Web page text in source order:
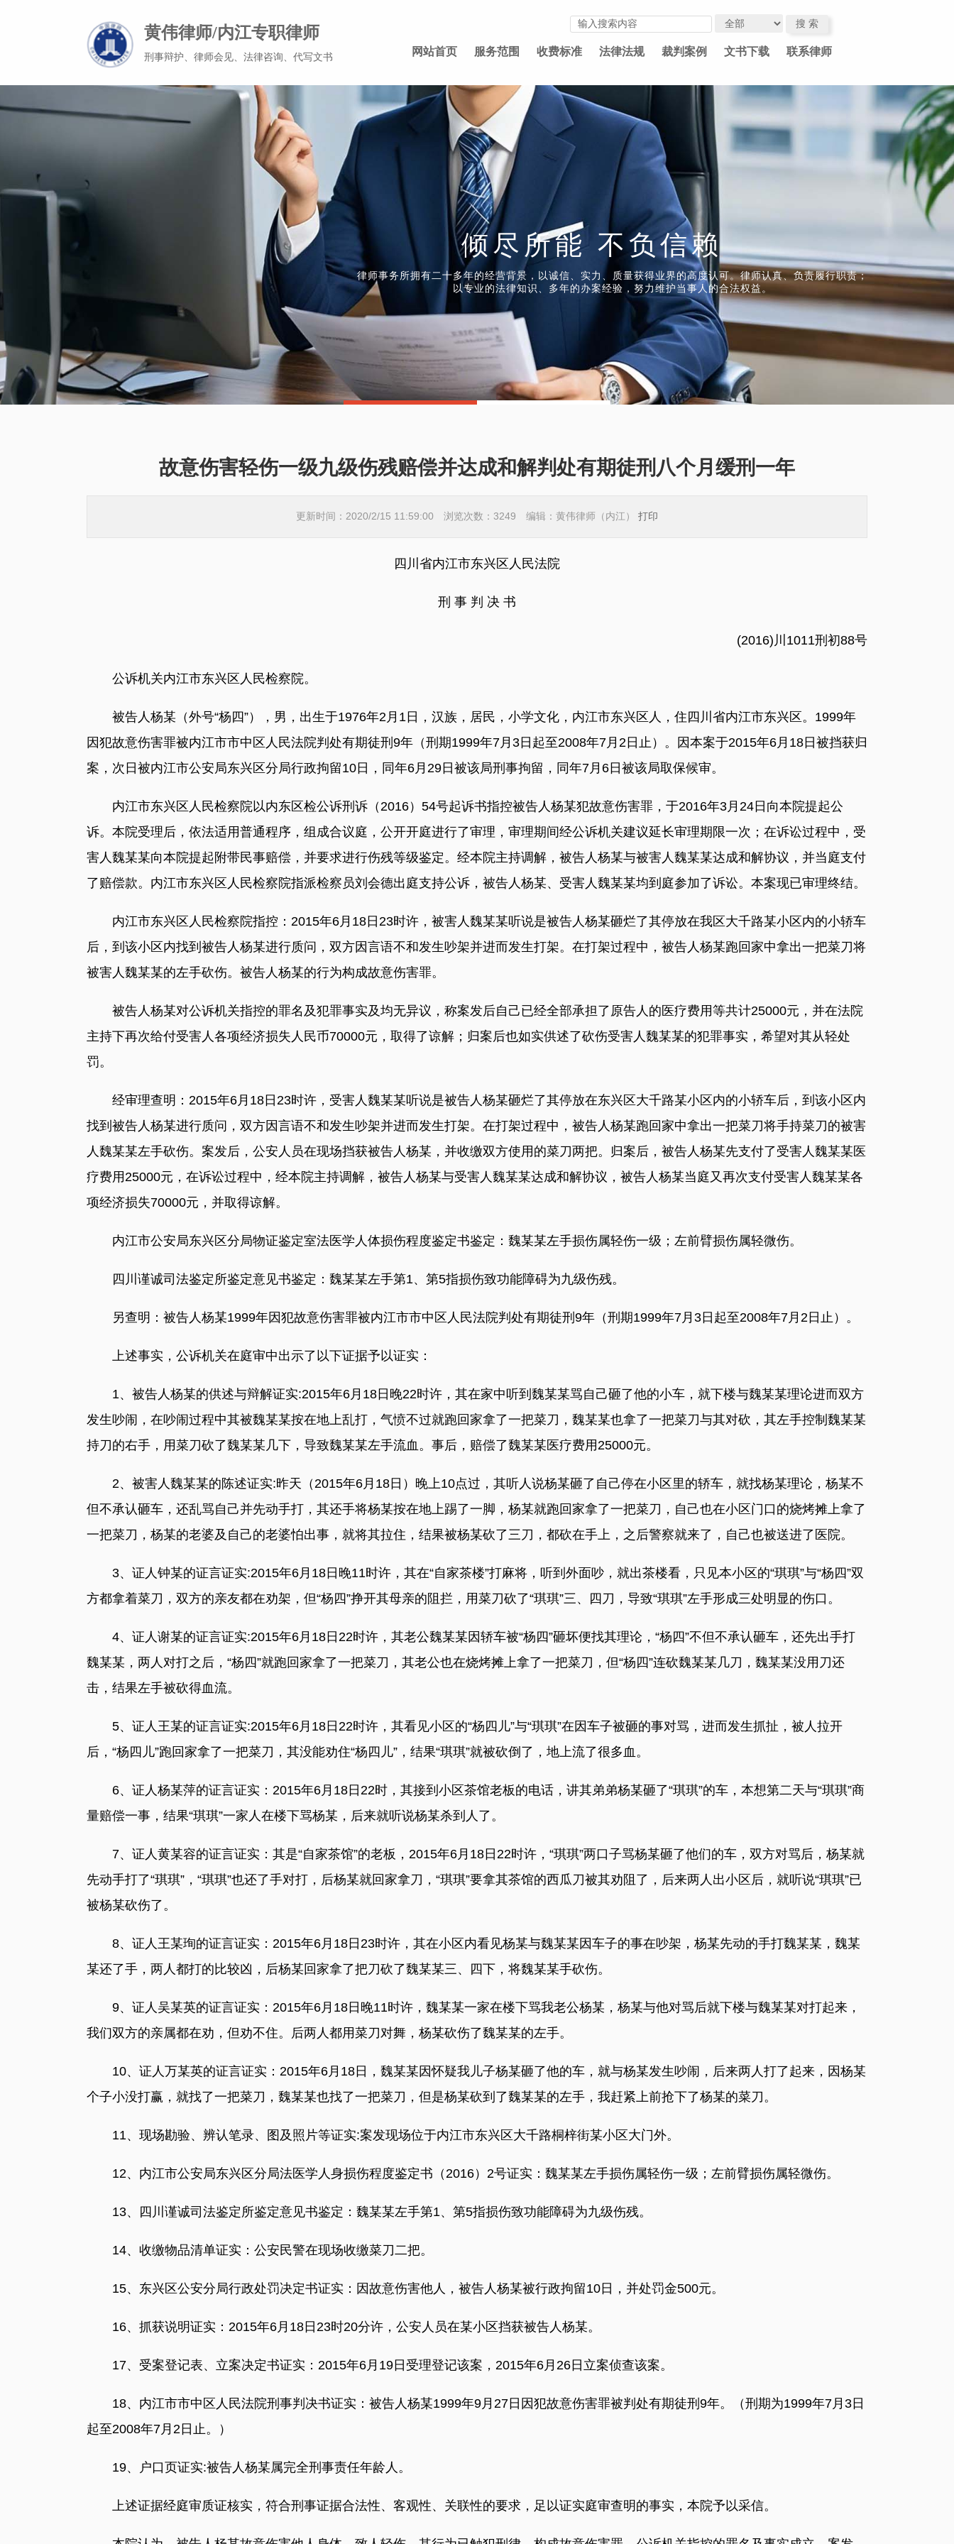
黄伟律师/内江专职律师
刑事辩护、律师会见、法律咨询、代写文书 网站首页 服务范围 收费标准 法律法规 裁判案例 文书下载 联系律师
倾尽所能 不负信赖
律师事务所拥有二十多年的经营背景，以诚信、实力、质量获得业界的高度认可。律师认真、负责履行职责；
以专业的法律知识、多年的办案经验，努力维护当事人的合法权益。​
故意伤害轻伤一级九级伤残赔偿并达成和解判处有期徒刑八个月缓刑一年
更新时间：2020/2/15 11:59:00 浏览次数：3249 编辑：黄伟律师（内江） 打印
四川省内江市东兴区人民法院
刑 事 判 决 书
(2016)川1011刑初88号
公诉机关内江市东兴区人民检察院。
被告人杨某（外号“杨四”），男，出生于1976年2月1日，汉族，居民，小学文化，内江市东兴区人，住四川省内江市东兴区。1999年
因犯故意伤害罪被内江市市中区人民法院判处有期徒刑9年（刑期1999年7月3日起至2008年7月2日止）。因本案于2015年6月18日被挡获归
案，次日被内江市公安局东兴区分局行政拘留10日，同年6月29日被该局刑事拘留，同年7月6日被该局取保候审。
内江市东兴区人民检察院以内东区检公诉刑诉（2016）54号起诉书指控被告人杨某犯故意伤害罪，于2016年3月24日向本院提起公
诉。本院受理后，依法适用普通程序，组成合议庭，公开开庭进行了审理，审理期间经公诉机关建议延长审理期限一次；在诉讼过程中，受
害人魏某某向本院提起附带民事赔偿，并要求进行伤残等级鉴定。经本院主持调解，被告人杨某与被害人魏某某达成和解协议，并当庭支付
了赔偿款。内江市东兴区人民检察院指派检察员刘会德出庭支持公诉，被告人杨某、受害人魏某某均到庭参加了诉讼。本案现已审理终结。
内江市东兴区人民检察院指控：2015年6月18日23时许，被害人魏某某听说是被告人杨某砸烂了其停放在我区大千路某小区内的小轿车
后，到该小区内找到被告人杨某进行质问，双方因言语不和发生吵架并进而发生打架。在打架过程中，被告人杨某跑回家中拿出一把菜刀将
被害人魏某某的左手砍伤。被告人杨某的行为构成故意伤害罪。
被告人杨某对公诉机关指控的罪名及犯罪事实及均无异议，称案发后自己已经全部承担了原告人的医疗费用等共计25000元，并在法院
主持下再次给付受害人各项经济损失人民币70000元，取得了谅解；归案后也如实供述了砍伤受害人魏某某的犯罪事实，希望对其从轻处
罚。
经审理查明：2015年6月18日23时许，受害人魏某某听说是被告人杨某砸烂了其停放在东兴区大千路某小区内的小轿车后，到该小区内
找到被告人杨某进行质问，双方因言语不和发生吵架并进而发生打架。在打架过程中，被告人杨某跑回家中拿出一把菜刀将手持菜刀的被害
人魏某某左手砍伤。案发后，公安人员在现场挡获被告人杨某，并收缴双方使用的菜刀两把。归案后，被告人杨某先支付了受害人魏某某医
疗费用25000元，在诉讼过程中，经本院主持调解，被告人杨某与受害人魏某某达成和解协议，被告人杨某当庭又再次支付受害人魏某某各
项经济损失70000元，并取得谅解。
内江市公安局东兴区分局物证鉴定室法医学人体损伤程度鉴定书鉴定：魏某某左手损伤属轻伤一级；左前臂损伤属轻微伤。
四川谨诚司法鉴定所鉴定意见书鉴定：魏某某左手第1、第5指损伤致功能障碍为九级伤残。
另查明：被告人杨某1999年因犯故意伤害罪被内江市市中区人民法院判处有期徒刑9年（刑期1999年7月3日起至2008年7月2日止）。
上述事实，公诉机关在庭审中出示了以下证据予以证实：
1、被告人杨某的供述与辩解证实:2015年6月18日晚22时许，其在家中听到魏某某骂自己砸了他的小车，就下楼与魏某某理论进而双方
发生吵闹，在吵闹过程中其被魏某某按在地上乱打，气愤不过就跑回家拿了一把菜刀，魏某某也拿了一把菜刀与其对砍，其左手控制魏某某
持刀的右手，用菜刀砍了魏某某几下，导致魏某某左手流血。事后，赔偿了魏某某医疗费用25000元。
2、被害人魏某某的陈述证实:昨天（2015年6月18日）晚上10点过，其听人说杨某砸了自己停在小区里的轿车，就找杨某理论，杨某不
但不承认砸车，还乱骂自己并先动手打，其还手将杨某按在地上踢了一脚，杨某就跑回家拿了一把菜刀，自己也在小区门口的烧烤摊上拿了
一把菜刀，杨某的老婆及自己的老婆怕出事，就将其拉住，结果被杨某砍了三刀，都砍在手上，之后警察就来了，自己也被送进了医院。
3、证人钟某的证言证实:2015年6月18日晚11时许，其在“自家茶楼”打麻将，听到外面吵，就出茶楼看，只见本小区的“琪琪”与“杨四”双
方都拿着菜刀，双方的亲友都在劝架，但“杨四”挣开其母亲的阻拦，用菜刀砍了“琪琪”三、四刀，导致“琪琪”左手形成三处明显的伤口。
4、证人谢某的证言证实:2015年6月18日22时许，其老公魏某某因轿车被“杨四”砸坏便找其理论，“杨四”不但不承认砸车，还先出手打
魏某某，两人对打之后，“杨四”就跑回家拿了一把菜刀，其老公也在烧烤摊上拿了一把菜刀，但“杨四”连砍魏某某几刀，魏某某没用刀还
击，结果左手被砍得血流。
5、证人王某的证言证实:2015年6月18日22时许，其看见小区的“杨四儿”与“琪琪”在因车子被砸的事对骂，进而发生抓扯，被人拉开
后，“杨四儿”跑回家拿了一把菜刀，其没能劝住“杨四儿”，结果“琪琪”就被砍倒了，地上流了很多血。
6、证人杨某萍的证言证实：2015年6月18日22时，其接到小区茶馆老板的电话，讲其弟弟杨某砸了“琪琪”的车，本想第二天与“琪琪”商
量赔偿一事，结果“琪琪”一家人在楼下骂杨某，后来就听说杨某杀到人了。
7、证人黄某容的证言证实：其是“自家茶馆”的老板，2015年6月18日22时许，“琪琪”两口子骂杨某砸了他们的车，双方对骂后，杨某就
先动手打了“琪琪”，“琪琪”也还了手对打，后杨某就回家拿刀，“琪琪”要拿其茶馆的西瓜刀被其劝阻了，后来两人出小区后，就听说“琪琪”已
被杨某砍伤了。
8、证人王某珣的证言证实：2015年6月18日23时许，其在小区内看见杨某与魏某某因车子的事在吵架，杨某先动的手打魏某某，魏某
某还了手，两人都打的比较凶，后杨某回家拿了把刀砍了魏某某三、四下，将魏某某手砍伤。
9、证人吴某英的证言证实：2015年6月18日晚11时许，魏某某一家在楼下骂我老公杨某，杨某与他对骂后就下楼与魏某某对打起来，
我们双方的亲属都在劝，但劝不住。后两人都用菜刀对舞，杨某砍伤了魏某某的左手。
10、证人万某英的证言证实：2015年6月18日，魏某某因怀疑我儿子杨某砸了他的车，就与杨某发生吵闹，后来两人打了起来，因杨某
个子小没打赢，就找了一把菜刀，魏某某也找了一把菜刀，但是杨某砍到了魏某某的左手，我赶紧上前抢下了杨某的菜刀。
11、现场勘验、辨认笔录、图及照片等证实:案发现场位于内江市东兴区大千路桐梓街某小区大门外。
12、内江市公安局东兴区分局法医学人身损伤程度鉴定书（2016）2号证实：魏某某左手损伤属轻伤一级；左前臂损伤属轻微伤。
13、四川谨诚司法鉴定所鉴定意见书鉴定：魏某某左手第1、第5指损伤致功能障碍为九级伤残。
14、收缴物品清单证实：公安民警在现场收缴菜刀二把。
15、东兴区公安分局行政处罚决定书证实：因故意伤害他人，被告人杨某被行政拘留10日，并处罚金500元。
16、抓获说明证实：2015年6月18日23时20分许，公安人员在某小区挡获被告人杨某。
17、受案登记表、立案决定书证实：2015年6月19日受理登记该案，2015年6月26日立案侦查该案。
18、内江市市中区人民法院刑事判决书证实：被告人杨某1999年9月27日因犯故意伤害罪被判处有期徒刑9年。（刑期为1999年7月3日
起至2008年7月2日止。）
19、户口页证实:被告人杨某属完全刑事责任年龄人。
上述证据经庭审质证核实，符合刑事证据合法性、客观性、关联性的要求，足以证实庭审查明的事实，本院予以采信。